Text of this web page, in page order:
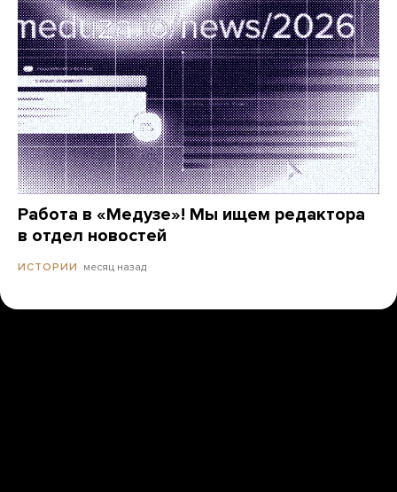
Работа в «Медузе»! Мы ищем редактора
в отдел новостей
ИСТОРИИ месяц назад